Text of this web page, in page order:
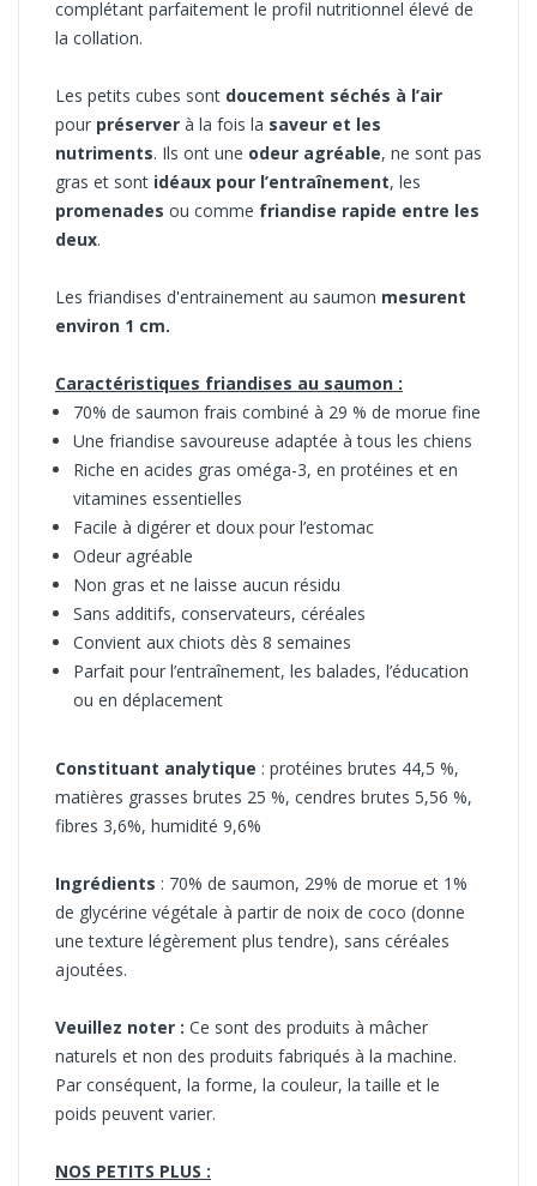
complétant parfaitement le profil nutritionnel élevé de
la collation.
Les petits cubes sont doucement séchés à l’air
pour préserver à la fois la saveur et les
nutriments. Ils ont une odeur agréable, ne sont pas
gras et sont idéaux pour l’entraînement, les
promenades ou comme friandise rapide entre les
deux.
Les friandises d'entrainement au saumon mesurent
environ 1 cm.
Caractéristiques friandises au saumon :
70% de saumon frais combiné à 29 % de morue fine
Une friandise savoureuse adaptée à tous les chiens
Riche en acides gras oméga-3, en protéines et en
vitamines essentielles
Facile à digérer et doux pour l’estomac
Odeur agréable
Non gras et ne laisse aucun résidu
Sans additifs, conservateurs, céréales
Convient aux chiots dès 8 semaines
Parfait pour l’entraînement, les balades, l’éducation
ou en déplacement
Constituant analytique : protéines brutes 44,5 %,
matières grasses brutes 25 %, cendres brutes 5,56 %,
fibres 3,6%, humidité 9,6%
Ingrédients : 70% de saumon, 29% de morue et 1%
de glycérine végétale à partir de noix de coco (donne
une texture légèrement plus tendre), sans céréales
ajoutées.
Veuillez noter : Ce sont des produits à mâcher
naturels et non des produits fabriqués à la machine.
Par conséquent, la forme, la couleur, la taille et le
poids peuvent varier.
NOS PETITS PLUS :